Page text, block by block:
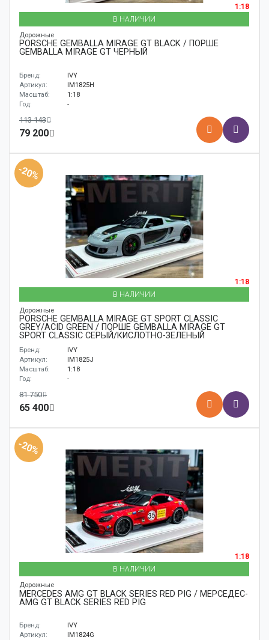
1:18
В НАЛИЧИИ
Дорожные
PORSCHE GEMBALLA MIRAGE GT BLACK / ПОРШЕ
GEMBALLA MIRAGE GT ЧЕРНЫЙ
Бренд:
IVY
Артикул:
IM1825H
Масштаб:
1:18
Год:
-
113 143
79 200
-20%
1:18
В НАЛИЧИИ
Дорожные
PORSCHE GEMBALLA MIRAGE GT SPORT CLASSIC
GREY/ACID GREEN / ПОРШЕ GEMBALLA MIRAGE GT
SPORT CLASSIC СЕРЫЙ/КИСЛОТНО-ЗЕЛЕНЫЙ
Бренд:
IVY
Артикул:
IM1825J
Масштаб:
1:18
Год:
-
81 750
65 400
-20%
1:18
В НАЛИЧИИ
Дорожные
MERCEDES AMG GT BLACK SERIES RED PIG / МЕРСЕДЕС-
AMG GT BLACK SERIES RED PIG
Бренд:
IVY
Артикул:
IM1824G